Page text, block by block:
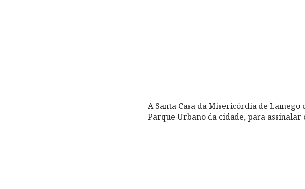
A Santa Casa da Misericórdia de
Parque Urbano da cidade, para assinalar